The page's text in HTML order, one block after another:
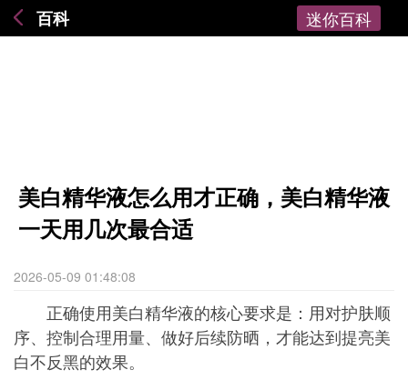
百科 迷你百科
美白精华液怎么用才正确，美白精华液
一天用几次最合适
2026-05-09 01:48:08
正确使用美白精华液的核心要求是：用对护肤顺
序、控制合理用量、做好后续防晒，才能达到提亮美
白不反黑的效果。